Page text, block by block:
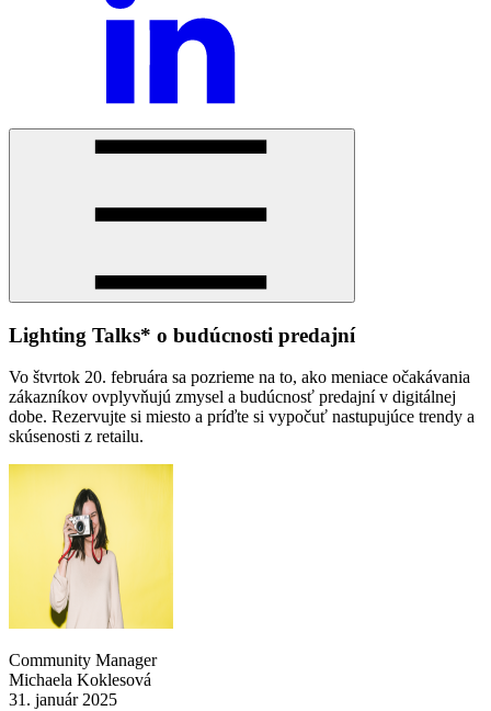
Lighting Talks* o budúcnosti predajní
Vo štvrtok 20. februára sa pozrieme na to, ako meniace očakávania
zákazníkov ovplyvňujú zmysel a budúcnosť predajní v digitálnej
dobe. Rezervujte si miesto a príďte si vypočuť nastupujúce trendy a
skúsenosti z retailu.
Community Manager
Michaela Koklesová
31. január 2025